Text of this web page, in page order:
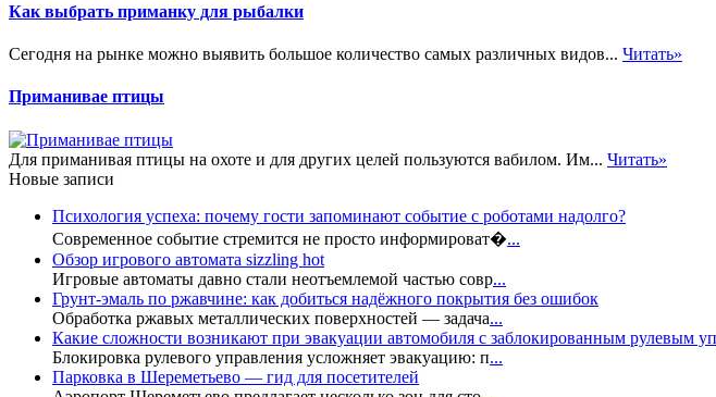
Как выбрать приманку для рыбалки
Сегодня на рынке можно выявить большое количество самых различных видов... Читать»
Приманивае птицы
Для приманивая птицы на охоте и для других целей пользуются вабилом. Им... Читать»
Новые записи
Психология успеха: почему гости запоминают событие с роботами надолго?
Современное событие стремится не просто информироват�...
Обзор игрового автомата sizzling hot
Игровые автоматы давно стали неотъемлемой частью совр...
Грунт-эмаль по ржавчине: как добиться надёжного покрытия без ошибок
Обработка ржавых металлических поверхностей — задача...
Какие сложности возникают при эвакуации автомобиля с заблокированным рулевым
Блокировка рулевого управления усложняет эвакуацию: п...
Парковка в Шереметьево — гид для посетителей